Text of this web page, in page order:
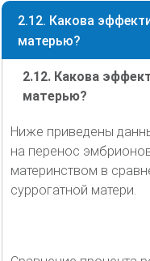
2.12. Какова
матерью?
2.12. Какова
матерью?
Ниже приведены
на перенос
материнством в
суррогатной матери.